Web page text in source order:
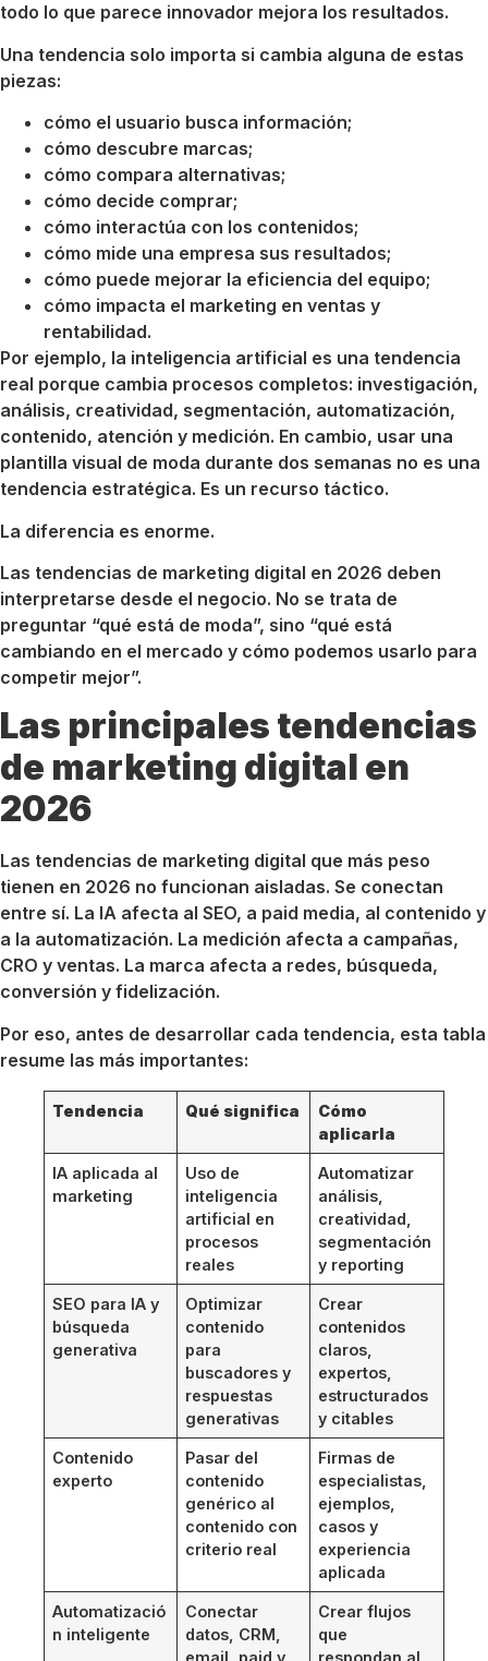
todo lo que parece innovador mejora los resultados.
Una tendencia solo importa si cambia alguna de estas
piezas:
cómo el usuario busca información;
cómo descubre marcas;
cómo compara alternativas;
cómo decide comprar;
cómo interactúa con los contenidos;
cómo mide una empresa sus resultados;
cómo puede mejorar la eficiencia del equipo;
cómo impacta el marketing en ventas y
rentabilidad.
Por ejemplo, la inteligencia artificial es una tendencia
real porque cambia procesos completos: investigación,
análisis, creatividad, segmentación, automatización,
contenido, atención y medición. En cambio, usar una
plantilla visual de moda durante dos semanas no es una
tendencia estratégica. Es un recurso táctico.
La diferencia es enorme.
Las tendencias de marketing digital en 2026 deben
interpretarse desde el negocio. No se trata de
preguntar “qué está de moda”, sino “qué está
cambiando en el mercado y cómo podemos usarlo para
competir mejor”.
Las principales tendencias
de marketing digital en
2026
Las tendencias de marketing digital que más peso
tienen en 2026 no funcionan aisladas. Se conectan
entre sí. La IA afecta al SEO, a paid media, al contenido y
a la automatización. La medición afecta a campañas,
CRO y ventas. La marca afecta a redes, búsqueda,
conversión y fidelización.
Por eso, antes de desarrollar cada tendencia, esta tabla
resume las más importantes:
Tendencia Qué significa
Cómo
aplicarla
IA aplicada al
marketing
Uso de
inteligencia
artificial en
procesos
reales
Automatizar
análisis,
creatividad,
segmentación
y reporting
SEO para IA y
búsqueda
generativa
Optimizar
contenido
para
buscadores y
respuestas
generativas
Crear
contenidos
claros,
expertos,
estructurados
y citables
Contenido
experto
Pasar del
contenido
genérico al
contenido con
criterio real
Firmas de
especialistas,
ejemplos,
casos y
experiencia
aplicada
Automatizació
n inteligente
Conectar
datos, CRM,
email, paid y
Crear flujos
que
respondan al